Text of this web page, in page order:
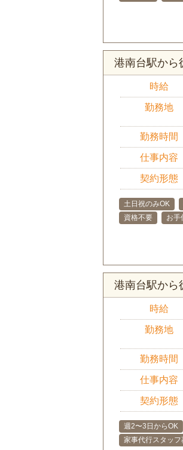
港南台駅から
時給
勤務地
勤務時間
仕事内容
契約形態
土日祝のみOK
資格不要
お手
港南台駅から
時給
勤務地
勤務時間
仕事内容
契約形態
週2〜3日からOK
家事代行スタッフ